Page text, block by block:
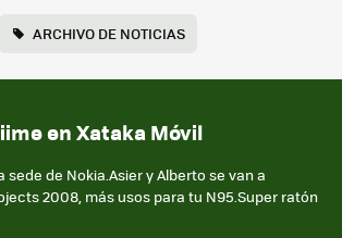
ARCHIVO DE NOTICIAS
en Xataka Móvil
sede de Nokia.Asier y Alberto se van a
2008, más usos para tu N95.Super ratón